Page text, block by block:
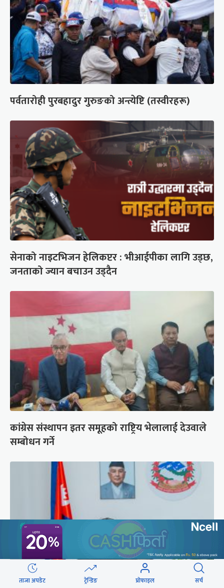
पर्वतारोही पुरबहादुर गुरुङको अन्त्येष्टि (तस्वीरहरू)
सेनाको नाइटभिजन हेलिकप्टर : भीआईपीका लागि उड्छ,
जनताको ज्यान बचाउन उड्दैन
कांग्रेस संस्थापन इतर समूहको राष्ट्रिय भेलालाई देउवाले
सम्बोधन गर्ने
ताजा अपडेट ट्रेन्डिङ प्रोफाइल सर्च